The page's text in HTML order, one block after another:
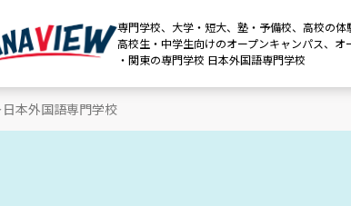
専門学校、大学・短大、塾・予備校、高校の体
高校生・中学生向けのオープンキャンパス、オ
・関東の専門学校 日本外国語専門学校
日本外国語専門学校